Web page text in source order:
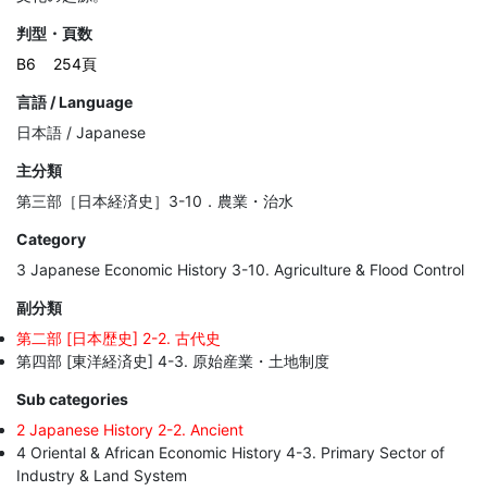
判型・頁数
B6
254頁
言語 / Language
日本語 / Japanese
主分類
第三部［日本経済史］3-10．農業・治水
Category
3 Japanese Economic History 3-10. Agriculture & Flood Control
副分類
第二部 [日本歴史] 2-2. 古代史
第四部 [東洋経済史] 4-3. 原始産業・土地制度
Sub categories
2 Japanese History 2-2. Ancient
4 Oriental & African Economic History 4-3. Primary Sector of
Industry & Land System